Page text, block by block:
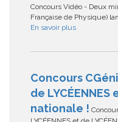
Concours Vidéo - Deux
Française de Physique)
En savoir plus
Concours
de LYCÉENNES
nationale !